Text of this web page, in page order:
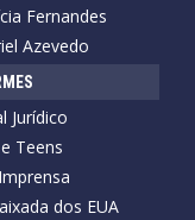
Fernandes
Azevedo
Jurídico
Teens
dos EUA